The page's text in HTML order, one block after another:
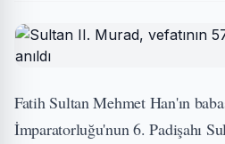
Fatih Sultan Mehmet Han'ın
İmparatorluğu'nun 6. Padişahı